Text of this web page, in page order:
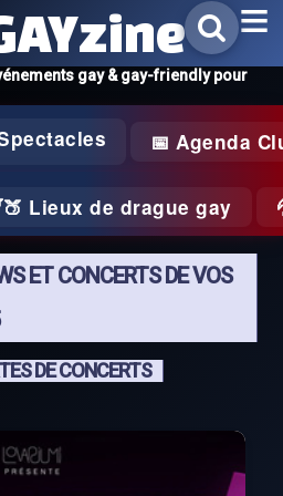
gay & gay-friendly pour
📅 Agenda
Lieux de drague gay
ET CONCERTS DE VOS
DE CONCERTS